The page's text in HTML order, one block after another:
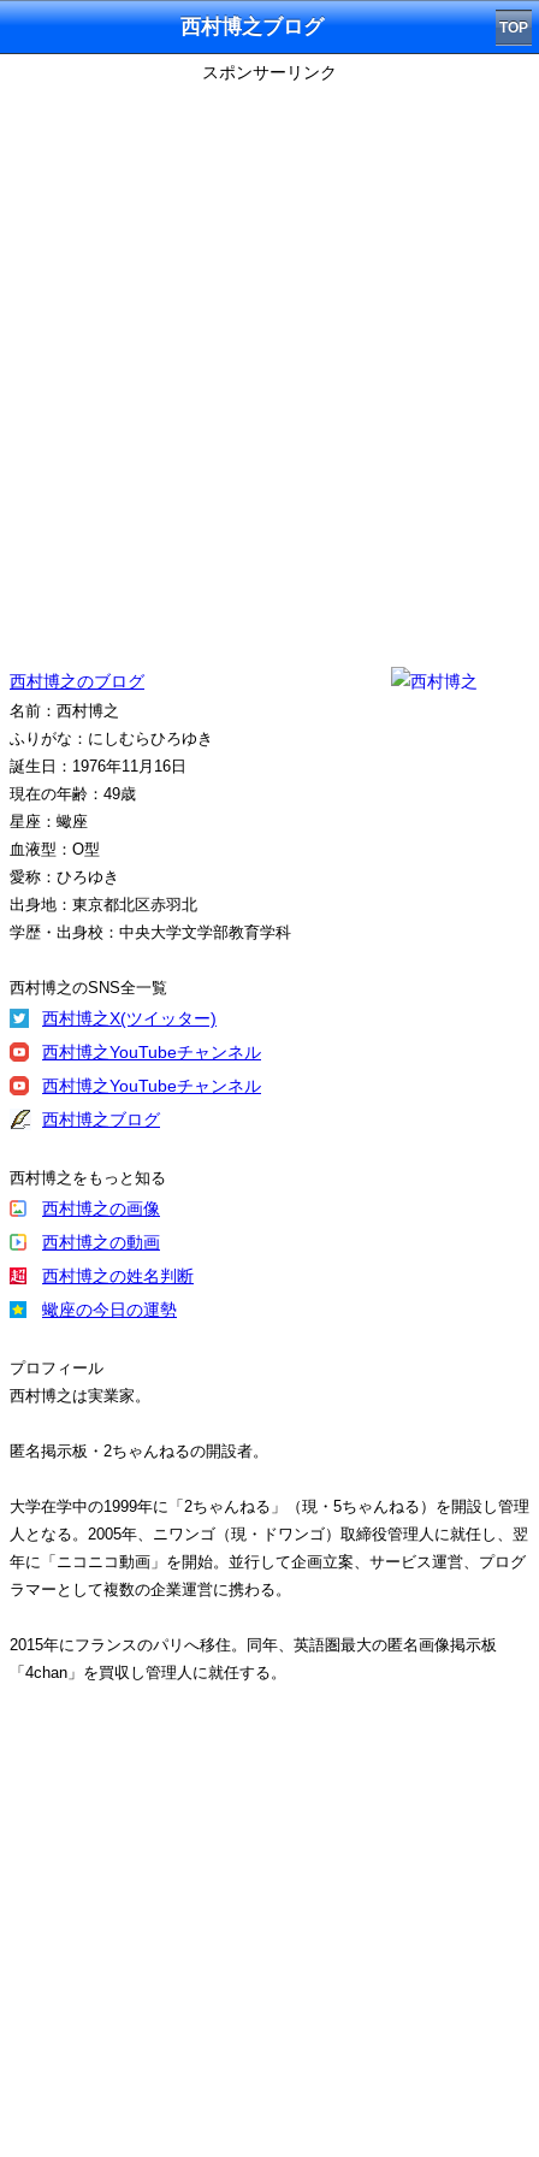
西村博之ブログ TOP
スポンサーリンク
西村博之のブログ
名前：西村博之
ふりがな：にしむらひろゆき
誕生日：1976年11月16日
現在の年齢：49歳
星座：蠍座
血液型：O型
愛称：ひろゆき
出身地：東京都北区赤羽北
学歴・出身校：中央大学文学部教育学科
西村博之のSNS全一覧
西村博之X(ツイッター)
西村博之YouTubeチャンネル
西村博之YouTubeチャンネル
西村博之ブログ
西村博之をもっと知る
西村博之の画像
西村博之の動画
西村博之の姓名判断
蠍座の今日の運勢
プロフィール
西村博之は実業家。
匿名掲示板・2ちゃんねるの開設者。
大学在学中の1999年に「2ちゃんねる」（現・5ちゃんねる）を開設し管理
人となる。2005年、ニワンゴ（現・ドワンゴ）取締役管理人に就任し、翌
年に「ニコニコ動画」を開始。並行して企画立案、サービス運営、プログ
ラマーとして複数の企業運営に携わる。
2015年にフランスのパリへ移住。同年、英語圏最大の匿名画像掲示板
「4chan」を買収し管理人に就任する。